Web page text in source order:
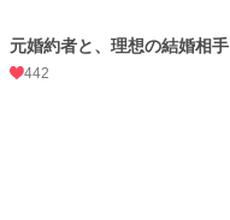
元婚約者と、理想の結婚相手
442